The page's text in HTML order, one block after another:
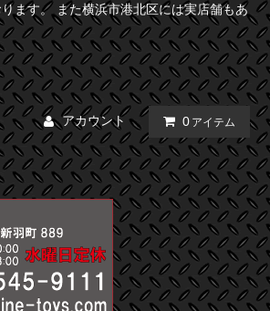
ます。 また横浜市港北区には実店舗もあ
アカウント 0 アイテム